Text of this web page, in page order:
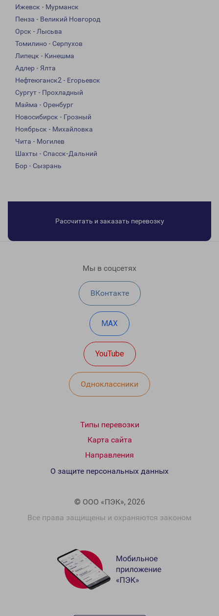
Ижевск - Мурманск
Пенза - Великий Новгород
Орск - Лысьва
Томилино - Серпухов
Липецк - Кинешма
Адлер - Ялта
Нефтеюганск2 - Егорьевск
Сургут - Прохладный
Майма - Оренбург
Новосибирск - Грозный
Ноябрьск - Михайловка
Чита - Могилев
Шахты - Спасск-Дальний
Бор - Сызрань
Рассчитать и заказать перевозку
Мы в соцсетях
ВКонтакте
MAX
YouTube
Одноклассники
Типы перевозки
Карта сайта
Направления
© ООО «ПЭК», 2026
Все права защищены и охраняются законом
О защите персональных данных